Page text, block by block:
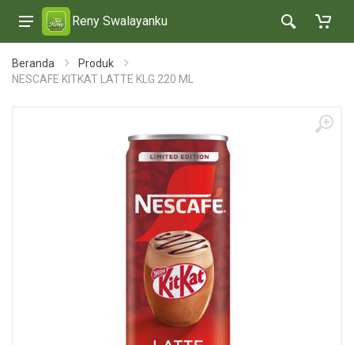
Reny Swalayanku
Beranda
Produk
NESCAFE KITKAT LATTE KLG 220 ML